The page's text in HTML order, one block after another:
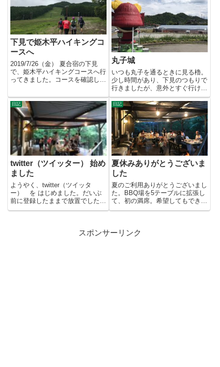
下見で姫木平ハイキングコ
ースへ
2019/7/26（金） 夏合宿の下見
で、姫木平ハイキングコースへ行
ってきました。コースを確認しつ
丸子城
いつも丸子を通るときに見る櫓。
少し時間があり、下見のつもりで
行きましたが、意外とすぐ行けそ
うだったのでサクッと登ってき
ま...
日記
twitter（ツイッター） 始め
ました
ようやく、twitter（ツイッタ
ー） を はじめました。だいぶ
前に登録したままで放置でした
が、そろそろやってみるかと。...
日記
夏休みありがとうございま
した
夏のご利用ありがとうございまし
た。BBQ場を5テーブルに拡張し
て、初の満席。希望してもできな
い方がいらっしゃいました。す...
スポンサーリンク